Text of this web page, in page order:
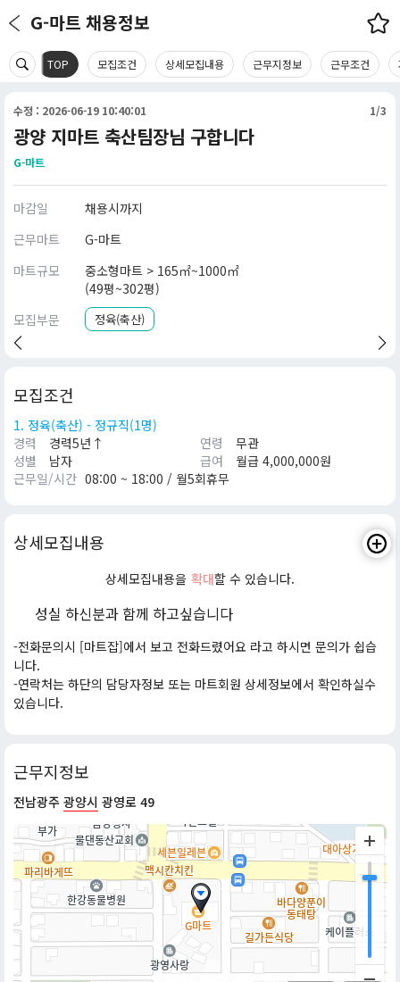
G-마트 채용정보
TOP 모집조건 상세모집내용 근무지정보 근무조건
수정 : 2026-06-19 10:40:01 1/3
광양 지마트 축산팀장님 구합니다
G-마트
마감일
채용시까지
근무마트
G-마트
마트규모
중소형마트 > 165㎡~1000㎡
(49평~302평)
모집부문
정육(축산)
모집조건
1. 정육(축산) - 정규직(1명)
경력
경력5년↑ 연령
무관
성별
남자 급여
월급 4,000,000원
근무일/시간 08:00 ~ 18:00 / 월5회휴무
상세모집내용
상세모집내용을 확대할 수 있습니다.
성실 하신분과 함께 하고싶습니다
-전화문의시 [마트잡]에서 보고 전화드렸어요 라고 하시면 문의가 쉽습
니다.
-연락처는 하단의 담당자정보 또는 마트회원 상세정보에서 확인하실수
있습니다.
근무지정보
전남광주 광양시 광영로 49